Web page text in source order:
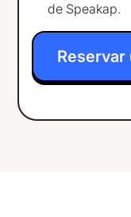
de Speakap.